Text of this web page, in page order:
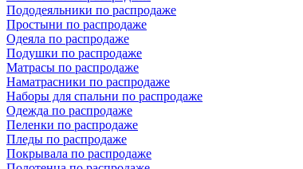
Пододеяльники по распродаже
Простыни по распродаже
Одеяла по распродаже
Подушки по распродаже
Матрасы по распродаже
Наматрасники по распродаже
Наборы для спальни по распродаже
Одежда по распродаже
Пеленки по распродаже
Пледы по распродаже
Покрывала по распродаже